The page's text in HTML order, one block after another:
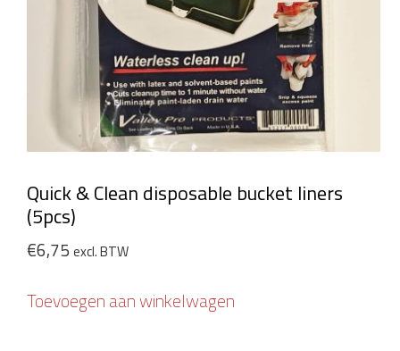
Quick & Clean disposable bucket liners
(5pcs)
€6,75 excl. BTW
Toevoegen aan winkelwagen